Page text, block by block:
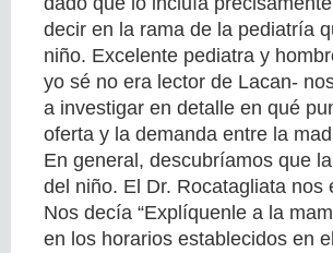
decir en la rama de la pediatría
niño. Excelente pediatra y
yo sé no era lector de Lacan-
a investigar en detalle en qué
oferta y la demanda entre la
En general, descubríamos que
del niño. El Dr. Rocatagliata
Nos decía “Explíquenle a la
en los horarios establecidos en